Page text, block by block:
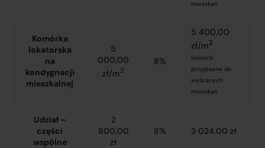
mieszkań
Komórka
lokatorska
na
kondygnacji
mieszkalnej
5
000,00
zł/m2
8%
5 400,00
zł/m2
komórki
przypisane do
wybranych
mieszkań
Udział –
części
wspólne
2
800,00
zł
8% 3 024,00 zł